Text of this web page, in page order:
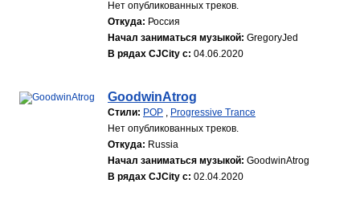
Нет опубликованных треков.
Откуда: Россия
Начал заниматься музыкой: GregoryJed
В рядах CJCity с: 04.06.2020
GoodwinAtrog
Стили: POP , Progressive Trance
Нет опубликованных треков.
Откуда: Russia
Начал заниматься музыкой: GoodwinAtrog
В рядах CJCity с: 02.04.2020